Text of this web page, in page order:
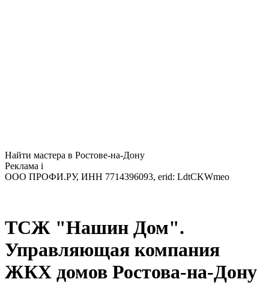
Найти мастера в Ростове-на-Дону
Реклама i
ООО ПРОФИ.РУ, ИНН 7714396093, erid: LdtCKWmeo
ТСЖ "Нашин Дом".
Управляющая компания
ЖКХ домов Ростова-на-Дону